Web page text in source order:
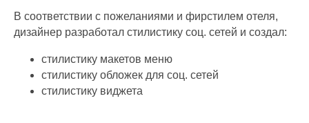
В соответствии с пожеланиями и фирстилем отеля,
дизайнер разработал стилистику соц. сетей и создал:
стилистику макетов меню
стилистику обложек для соц. сетей
стилистику виджета